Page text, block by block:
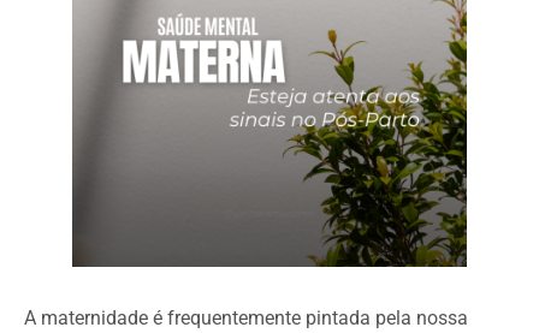
A maternidade é frequentemente pintada pela nossa